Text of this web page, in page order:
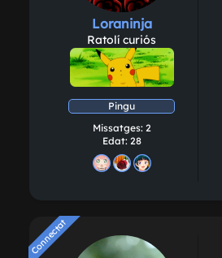
Loraninja
Ratolí curiós
Pingu
Missatges: 2
Edat: 28
Connectat
Connectat